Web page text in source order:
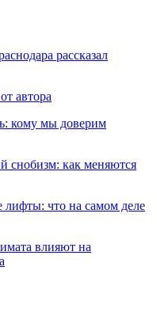
рассказал
автора
кому мы доверим
снобизм: как меняются
что на самом деле
влияют на